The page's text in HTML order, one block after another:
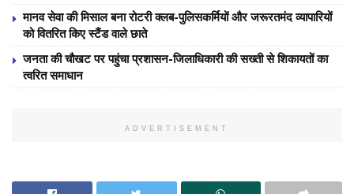
मानव सेवा की मिसाल बना रोटरी क्लब-पुलिसकर्मियों और जरूरतमंद व्यापारियों
को वितरित किए स्टैंड वाले छाते
जनता की चौखट पर पहुंचा प्रशासन-जिलाधिकारी की सख्ती से शिकायतों का
त्वरित समाधान
ADVERTISEMENT